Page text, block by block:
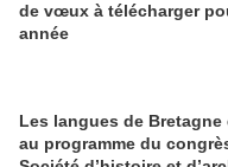
de vœux à télécharger
année
Les langues de Bretagne
au programme du